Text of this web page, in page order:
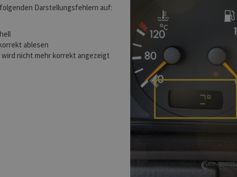
Darstellungsfehlern auf:
ablesen
nicht mehr korrekt angezeigt